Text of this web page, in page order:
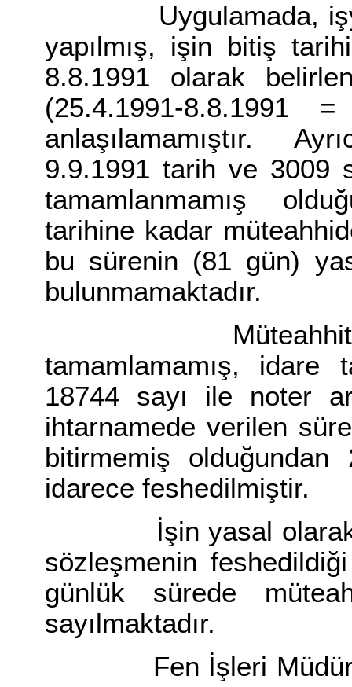
Uygulamada, işyeri
yapılmış, işin bitiş
8.8.1991 olarak
(25.4.1991-
anlaşılamamıştır.
9.9.1991 tarih ve 3009
tamamlanmamış
tarihine kadar
bu sürenin (81 gün)
bulunmamaktadır.
Müteahhit
tamamlamamış, idare
18744 sayı ile noter
ihtarnamede verilen
bitirmemiş olduğundan
idarece feshedilmiştir.
İşin yasal olarak
sözleşmenin
günlük sürede
sayılmaktadır.
Fen İşleri